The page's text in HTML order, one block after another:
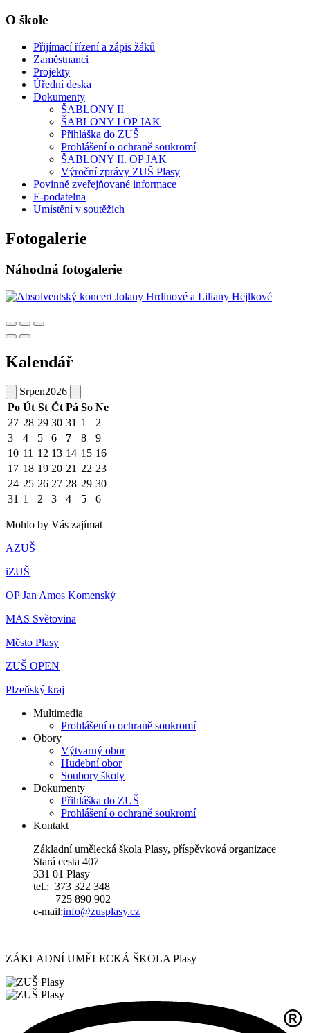
O škole
Přijímací řízení a zápis žáků
Zaměstnanci
Projekty
Úřední deska
Dokumenty
ŠABLONY II
ŠABLONY I OP JAK
Přihláška do ZUŠ
Prohlášení o ochraně soukromí
ŠABLONY II. OP JAK
Výroční zprávy ZUŠ Plasy
Povinně zveřejňované informace
E-podatelna
Umístění v soutěžích
Fotogalerie
Náhodná fotogalerie
Kalendář
Srpen2026
Po Út St Čt Pá So Ne
27 28 29 30 31 1
2
3
4 5 6 7 8
9
10 11 12 13 14 15 16
17 18 19 20 21 22 23
24 25 26 27 28 29 30
31 1 2 3 4 5 6
Mohlo by Vás zajímat
AZUŠ
iZUŠ
OP Jan Amos Komenský
MAS Světovina
Město Plasy
ZUŠ OPEN
Plzeňský kraj
Multimedia
Prohlášení o ochraně soukromí
Obory
Výtvarný obor
Hudební obor
Soubory školy
Dokumenty
Přihláška do ZUŠ
Prohlášení o ochraně soukromí
Kontakt
Základní umělecká škola Plasy, příspěvková organizace
Stará cesta 407
331 01 Plasy
tel.: 373 322 348
725 890 902
e-mail:info@zusplasy.cz
ZÁKLADNÍ UMĚLECKÁ ŠKOLA Plasy